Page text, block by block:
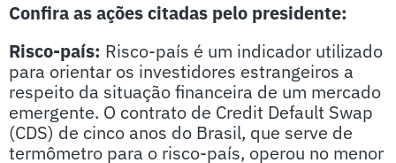
Confira as ações citadas pelo presidente:
Risco-país: Risco-país é um indicador utilizado
para orientar os investidores estrangeiros a
respeito da situação financeira de um mercado
emergente. O contrato de Credit Default Swap
(CDS) de cinco anos do Brasil, que serve de
termômetro para o risco-país, operou no menor